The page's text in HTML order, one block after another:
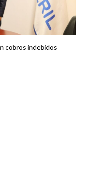
cobros indebidos